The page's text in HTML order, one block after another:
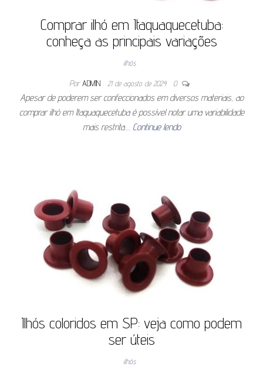
Comprar ilhó em Itaquaquecetuba:
conheça as principais variações
ilhós
Por ADMIN 21 de agosto de 2024 0
Apesar de poderem ser confeccionados em diversos materiais, ao
comprar ilhó em Itaquaquecetuba é possível notar uma variabilidade
mais restrita.… Continue lendo
Ilhós coloridos em SP: veja como podem
ser úteis
ilhós